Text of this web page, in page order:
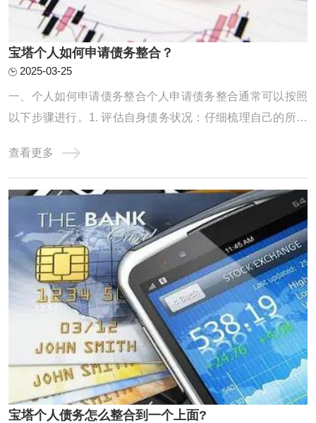
宝塔个人如何申请债务整合？
2025-03-25
一、个人如何申请债务整合个人申请债务整合通常可以按照
以下步骤进行。1. 评估自身债务状况：仔细梳理自己的所有
还款期限等信息，以便制定合理的整合计划。2. 寻找合适的
债务整合机构或方式：可以通过咨询金融机构、网上搜索等
方式，了解不同的债务整合途径，如债务协 ...
查看更多
‌宝塔个人债务怎么整合到一个上面?